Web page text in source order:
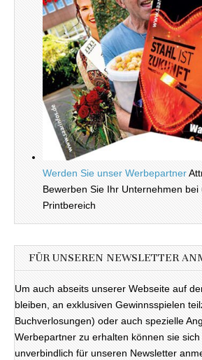
Werden Sie unser Werbepartner
Bewerben Sie Ihr Unternehmen bei
Printbereich
FÜR UNSEREN NEWSLETTER
Um auch abseits unserer Webseite auf
bleiben, an exklusiven Gewinnsspielen
Buchverlosungen) oder auch spezielle
Werbepartner zu erhalten können sie
unverbindlich für unseren Newsletter